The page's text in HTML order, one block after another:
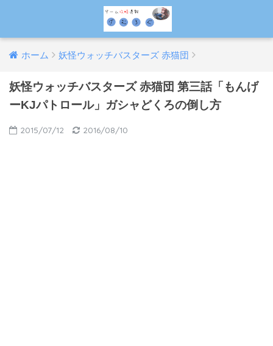
ホーム 妖怪ウォッチバスターズ 赤猫団
妖怪ウォッチバスターズ 赤猫団 第三話「もんげ
ーKJパトロール」ガシャどくろの倒し方
2015/07/12 2016/08/10